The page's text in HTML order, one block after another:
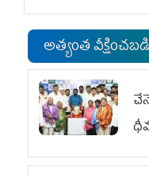
అత్యంత